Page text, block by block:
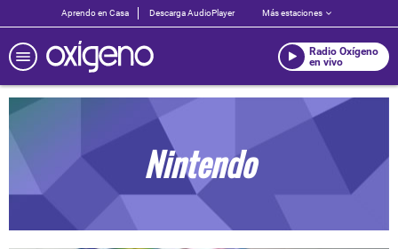
Aprendo en Casa Descarga AudioPlayer Más estaciones
Radio Oxígeno
en vivo
Nintendo